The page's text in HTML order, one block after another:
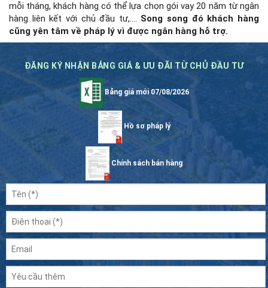
mỗi tháng, khách hàng có thể lựa chọn gói vay 20 năm từ ngân
hàng liên kết với chủ đầu tư,…. Song song đó khách hàng
cũng yên tâm về pháp lý vì được ngân hàng hỗ trợ.
ĐĂNG KÝ NHẬN BẢNG GIÁ & ƯU ĐÃI TỪ CHỦ ĐẦU TƯ
Bảng giá mới 07/08/2026
Hồ sơ pháp lý
Chính sách bán hàng